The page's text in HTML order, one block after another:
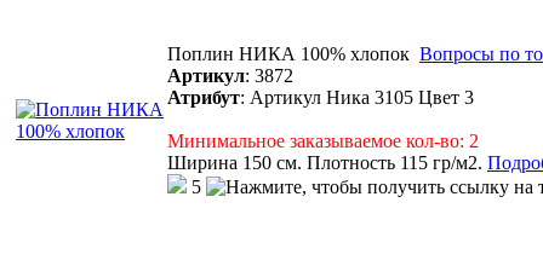
Поплин НИКА 100% хлопок Вопросы по
Артикул: 3872
Атрибут: Артикул Ника 3105 Цвет 3
Минимальное заказываемое кол-во: 2
Ширина 150 см. Плотность 115 гр/м2.
5